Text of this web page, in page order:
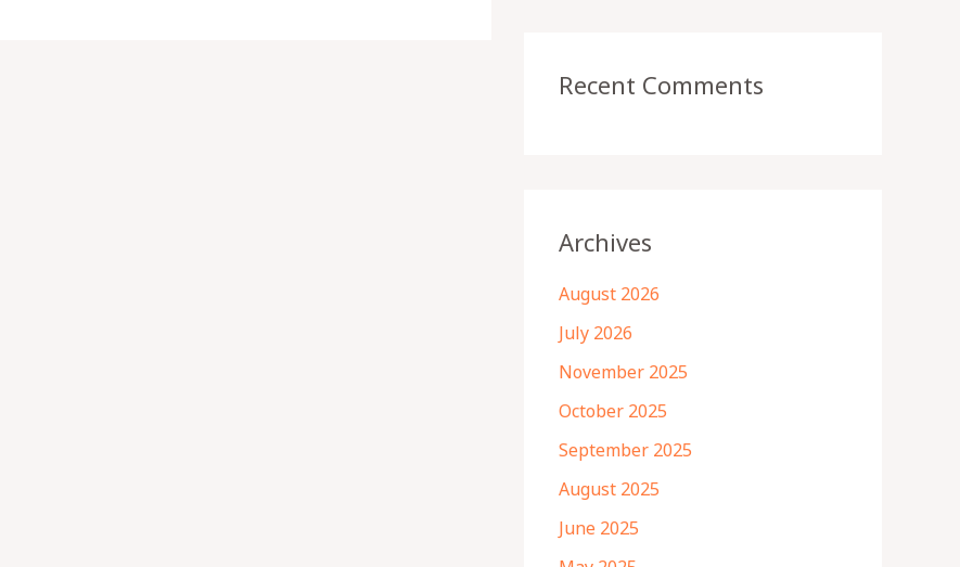
Recent Comments
Archives
August 2026
July 2026
November 2025
October 2025
September 2025
August 2025
June 2025